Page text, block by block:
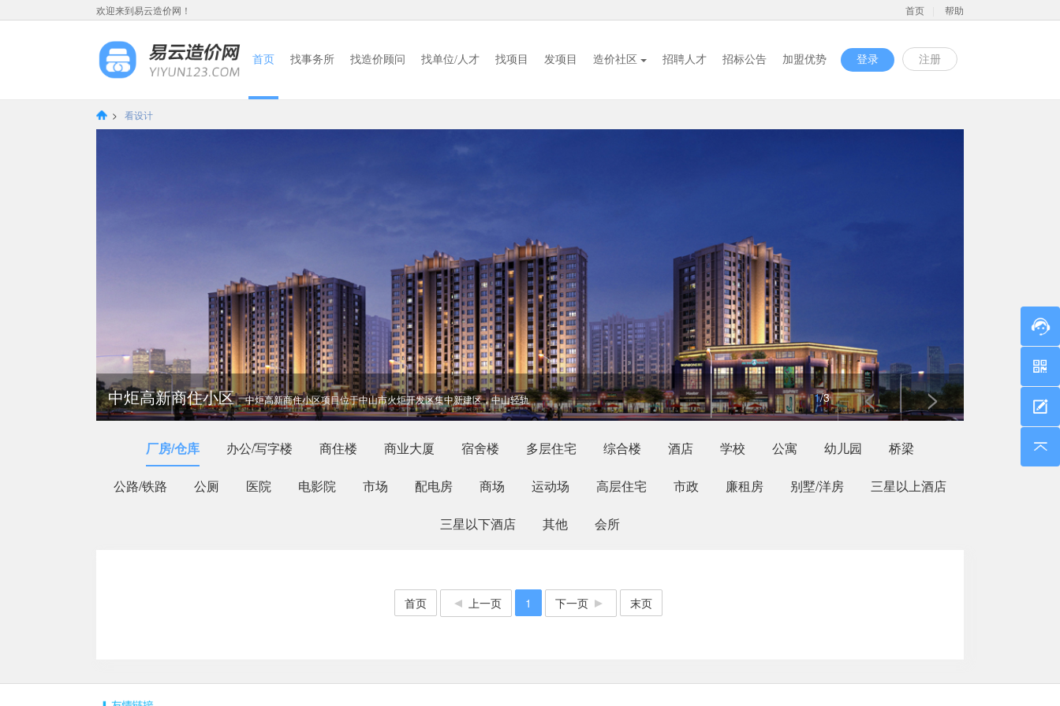
欢迎来到易云造价网！ 首页 帮助
首页 找事务所 找造价顾问 找单位/人才 找项目 发项目 造价社区 招聘人才 招标公告 加盟优势 登录 注册
> 看设计
中炬高新商住小区 中炬高新商住小区项目位于中山市火炬开发区集中新建区，中山轻轨
广东博德精工建材有限公司 广东博德精工建材有限公司是国家高新技术企业，是中国建筑陶瓷行
盛景尚峰·紫马奔腾
1/3 < >
厂房/仓库 办公/写字楼 商住楼 商业大厦 宿舍楼 多层住宅 综合楼 酒店 学校 公寓 幼儿园 桥梁
公路/铁路 公厕 医院 电影院 市场 配电房 商场 运动场 高层住宅 市政 廉租房 别墅/洋房 三星以上酒店
三星以下酒店 其他 会所
首页 上一页 1 下一页 末页